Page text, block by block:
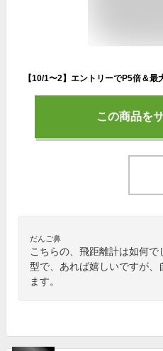
この商品を
だんご鼻
こちらの、飛距離計は如何
型で、あれば嬉しいですが、
ます。